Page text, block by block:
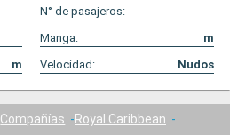
N° de pasajeros:
Manga:
m
m Velocidad: Nudos
Compañías
Royal Caribbean